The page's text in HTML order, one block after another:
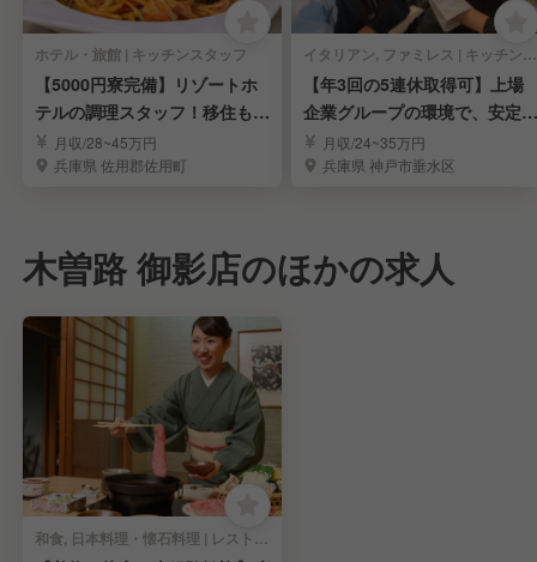
ホテル・旅館 | キッチンスタッフ
【5000円寮完備】リゾートホ
テルの調理スタッフ！移住も大
歓迎！
月収/28~45万円
兵庫県 佐用郡佐用町
イタリアン, ファミレス | キッチンスタッフ
【年3回の5連休取得可】上場
企業グループの環境で、安定し
たキャリアアップ！
月収/24~35万円
兵庫県 神戸市垂水区
木曽路 御影店のほかの求人
和食, 日本料理・懐石料理 | レストランサービス・ホールスタッフ